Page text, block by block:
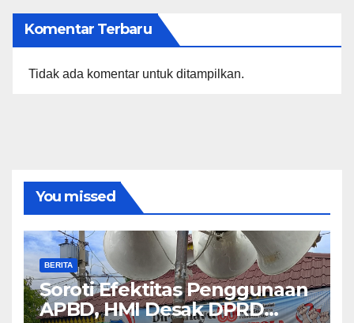
Komentar Terbaru
Tidak ada komentar untuk ditampilkan.
You missed
BERITA
Soroti Efektitas Penggunaan
APBD, HMI Desak DPRD